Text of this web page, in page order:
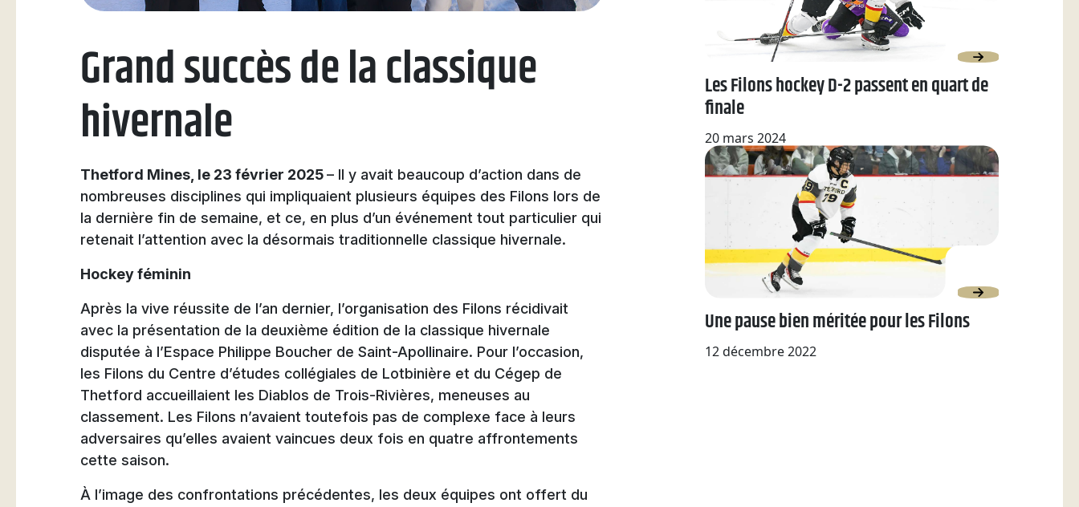
Natation
Badminton
Flag Football
Grand succès de la classique
hivernale
Thetford Mines, le 23 février 2025– Il y avait beaucoup d’action dans de
nombreuses disciplines qui impliquaient plusieurs équipes des Filons lors de
la dernière fin de semaine, et ce, en plus d’un événement tout particulier qui
retenait l’attention avec la désormais traditionnelle classique hivernale.
Hockey féminin
Après la vive réussite de l’an dernier, l’organisation des Filons récidivait
avec la présentation de la deuxième édition de la classique hivernale
disputée à l’Espace Philippe Boucher de Saint-Apollinaire. Pour l’occasion,
les Filons du Centre d’études collégiales de Lotbinière et du Cégep de
Thetford accueillaient les Diablos de Trois-Rivières, meneuses au
classement. Les Filons n’avaient toutefois pas de complexe face à leurs
adversaires qu’elles avaient vaincues deux fois en quatre affrontements
cette saison.
À l’image des confrontations précédentes, les deux équipes ont offert du
Les Filons hockey D-2 passent en quart de
finale
20 mars 2024
Une pause bien méritée pour les Filons
12 décembre 2022